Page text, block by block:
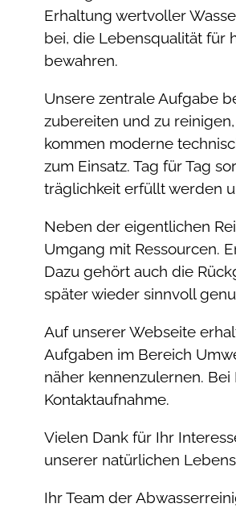
Erhaltung wertvoller
bei, die Lebensqualität für
bewahren.
Unsere zentrale Aufgabe
zubereiten und zu
kommen moderne
zum Einsatz. Tag für Tag
träglichkeit erfüllt werden
Neben der eigentlichen
Umgang mit Ressourcen.
Dazu gehört auch die
später wieder sinnvoll
Auf unserer Webseite
Aufgaben im Bereich
näher kennenzulernen.
Kontaktaufnahme.
Vielen Dank für Ihr
unserer natürlichen
Ihr Team der